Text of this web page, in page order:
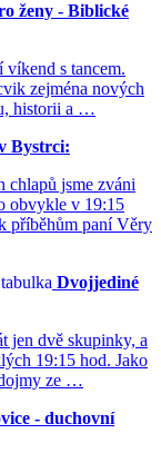
ženy - Biblické
víkend s tancem.
zejména nových
historii a …
Bystrci:
chlapů jsme zváni
obvykle v 19:15
příběhům paní Věry
Dvojjediné
jen dvě skupinky, a
19:15 hod. Jako
ze …
- duchovní